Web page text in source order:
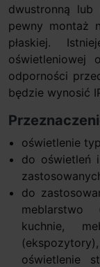
dwustronną
pewny montaż
płaskiej.
oświetleniowej
odporności
będzie wynosić
oświetlenie
do oświetleń
do
meblarstwo
kuchnie,
oświetlenie